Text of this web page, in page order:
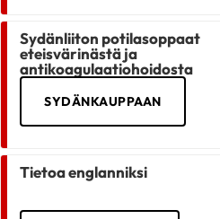
Sydänliiton potilasoppaat
eteisvärinästä ja
antikoagulaatiohoidosta
SYDÄNKAUPPAAN
Tietoa englanniksi